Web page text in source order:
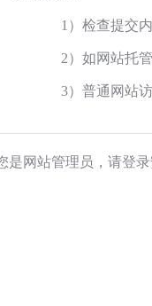
1）检查提交
2）如网站托
3）普通网站
是网站管理员，请登